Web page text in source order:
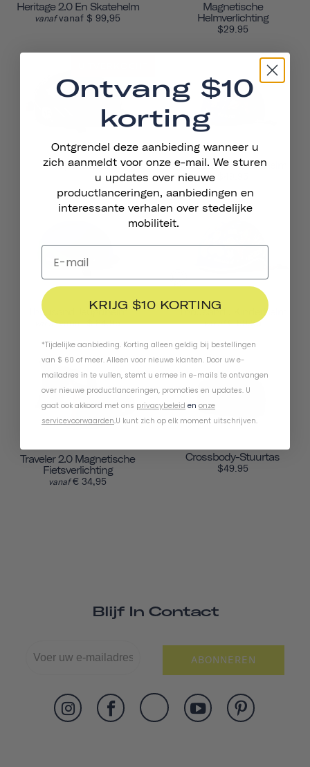
Heritage 2.0 En Skatehelm
vanaf vanaf $ 99,95
Magnetische
Helmverlichting
$29.95
Chapter MIPS
Thousand . Peuterhelm
Thousand Jeugdhelm
vanaf vanaf $ 84,95
Thousand . Kinderhelm
vanaf € 59,95
Traveler 2.0 Magnetische
Fietsverlichting
vanaf € 34,95
Crossbody-Stuurtas
$49.95
Blijf In Contact
ABONNEREN
Ontvang $10
korting
Ontgrendel deze aanbieding wanneer u
zich aanmeldt voor onze e-mail. We sturen
u updates over nieuwe
productlanceringen, aanbiedingen en
interessante verhalen over stedelijke
mobiliteit.
KRIJG $10 KORTING
*Tijdelijke aanbieding. Korting alleen geldig bij bestellingen
van $ 60 of meer. Alleen voor nieuwe klanten. Door uw e-
mailadres in te vullen, stemt u ermee in e-mails te ontvangen
over nieuwe productlanceringen, promoties en updates. U
gaat ook akkoord met ons privacybeleid en onze
servicevoorwaarden.U kunt zich op elk moment uitschrijven.